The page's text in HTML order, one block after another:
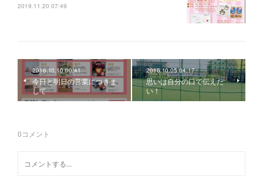
2019.11.20 07:49
2016.10.10 00:41
今日と明日の営業につきま
して
2016.10.05 04:17
思いは自分の口で伝えた
い！
0コメント